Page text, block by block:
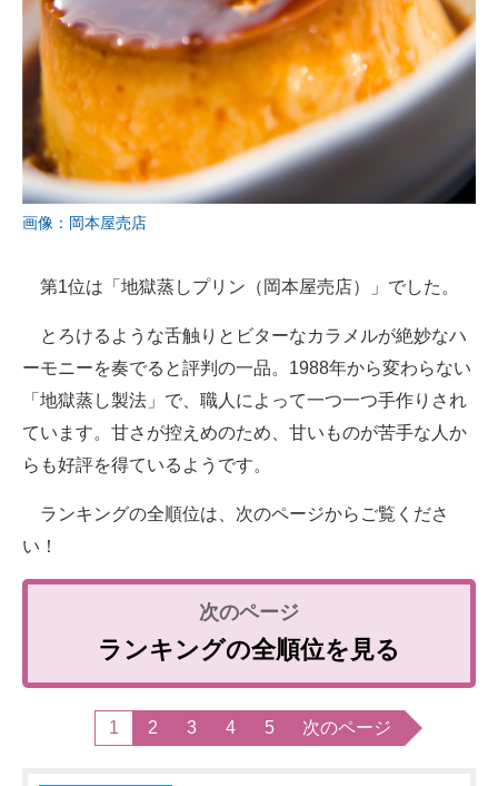
画像：岡本屋売店
第1位は「地獄蒸しプリン（岡本屋売店）」でした。
とろけるような舌触りとビターなカラメルが絶妙なハ
ーモニーを奏でると評判の一品。1988年から変わらない
「地獄蒸し製法」で、職人によって一つ一つ手作りされ
ています。甘さが控えめのため、甘いものが苦手な人か
らも好評を得ているようです。
ランキングの全順位は、次のページからご覧くださ
い！
ランキングの全順位を見る
1 2 3 4 5 次のページ